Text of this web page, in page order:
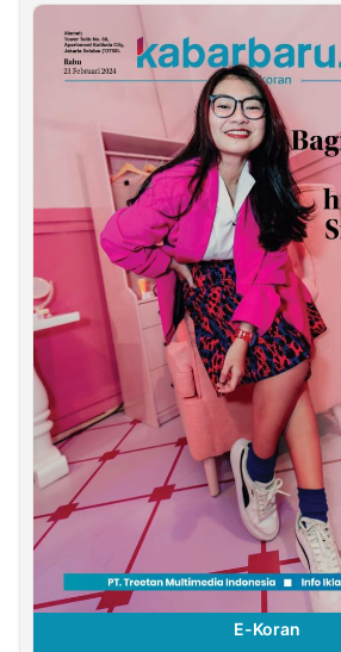
E-Koran